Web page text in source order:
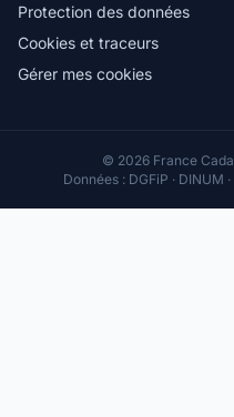
Protection des données
Cookies et traceurs
Gérer mes cookies
© 2026 France
Données : DGFiP · DINUM